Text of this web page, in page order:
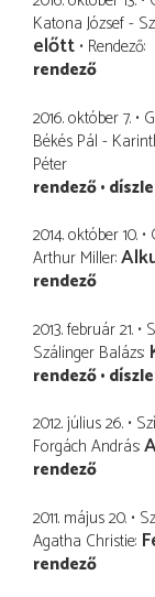
Katona József -
előtt Rendező
rendező
2016. október 7.
Békés Pál -
Péter
rendező
2014. október 10.
Arthur Miller
rendező
2013. február 21.
Szálinger Balázs
rendező
2012. július 26.
Forgách András
rendező
2011. május 20.
Agatha Christie
rendező